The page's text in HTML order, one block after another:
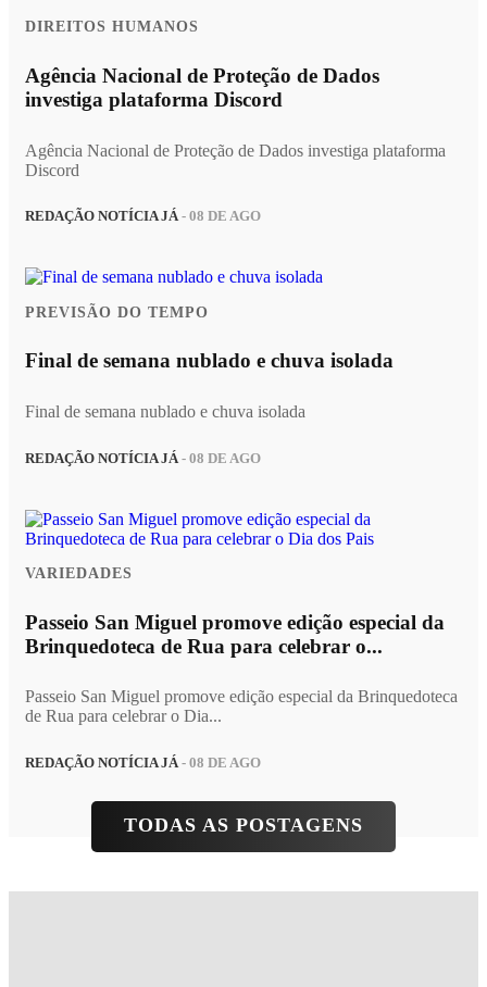
DIREITOS HUMANOS
Agência Nacional de Proteção de Dados
investiga plataforma Discord
Agência Nacional de Proteção de Dados investiga plataforma
Discord
REDAÇÃO NOTÍCIA JÁ- 08 DE AGO
PREVISÃO DO TEMPO
Final de semana nublado e chuva isolada
Final de semana nublado e chuva isolada
REDAÇÃO NOTÍCIA JÁ - 08 DE AGO
VARIEDADES
Passeio San Miguel promove edição especial da
Brinquedoteca de Rua para celebrar o...
Passeio San Miguel promove edição especial da Brinquedoteca
de Rua para celebrar o Dia...
REDAÇÃO NOTÍCIA JÁ- 08 DE AGO
TODAS AS POSTAGENS